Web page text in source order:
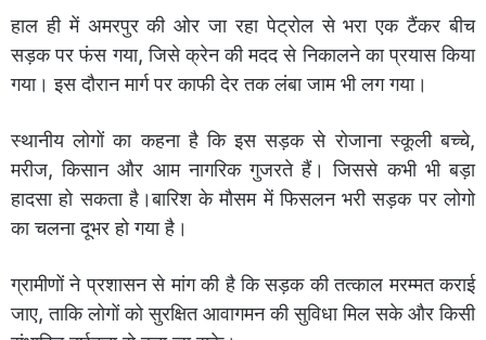
हाल ही में अमरपुर की ओर जा रहा पेट्रोल से भरा एक टैंकर बीच
सड़क पर फंस गया, जिसे क्रेन की मदद से निकालने का प्रयास किया
गया। इस दौरान मार्ग पर काफी देर तक लंबा जाम भी लग गया।
स्थानीय लोगों का कहना है कि इस सड़क से रोजाना स्कूली बच्चे,
मरीज, किसान और आम नागरिक गुजरते हैं। जिससे कभी भी बड़ा
हादसा हो सकता है।बारिश के मौसम में फिसलन भरी सड़क पर लोगो
का चलना दूभर हो गया है।
ग्रामीणों ने प्रशासन से मांग की है कि सड़क की तत्काल मरम्मत कराई
जाए, ताकि लोगों को सुरक्षित आवागमन की सुविधा मिल सके और किसी